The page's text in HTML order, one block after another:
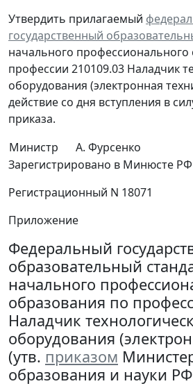
Утвердить прилагаемый
государственный
начального
профессии 210109.03 Наладчик
оборудования (электронная
действие со дня вступления в
приказа.
Министр
А. Фурсенко
Зарегистрировано в Минюсте РФ
Регистрационный N 18071
Приложение
Федеральный
образовательный
начального
образования по
Наладчик
оборудования
(утв. приказом
образования и науки